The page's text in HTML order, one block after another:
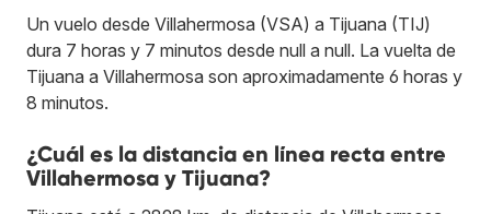
Un vuelo desde Villahermosa (VSA) a Tijuana (TIJ)
dura 7 horas y 7 minutos desde null a null. La vuelta de
Tijuana a Villahermosa son aproximadamente 6 horas y
8 minutos.
¿Cuál es la distancia en línea recta entre
Villahermosa y Tijuana?